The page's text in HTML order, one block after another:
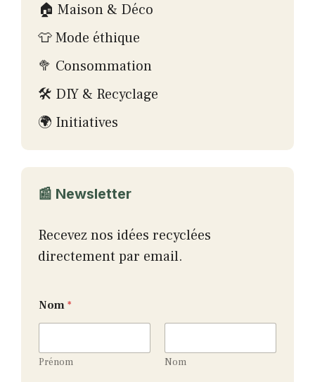
🏠 Maison & Déco
👕 Mode éthique
🥦 Consommation
🛠 DIY & Recyclage
🌍 Initiatives
📰 Newsletter
Recevez nos idées recyclées
directement par email.
Nom *
Prénom Nom